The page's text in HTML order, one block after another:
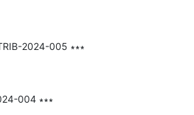
2024-005 ∗∗∗
004 ∗∗∗